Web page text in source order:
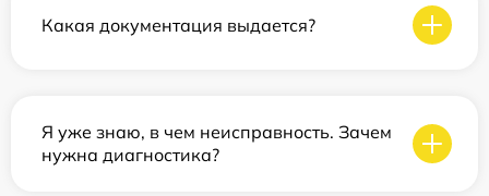
Какая документация выдается?
Я уже знаю, в чем неисправность. Зачем
нужна диагностика?